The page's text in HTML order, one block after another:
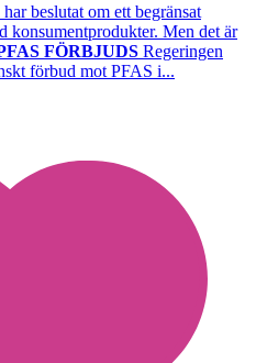
beslutat om ett begränsat
konsumentprodukter. Men det är
FÖRBJUDS Regeringen
förbud mot PFAS i...